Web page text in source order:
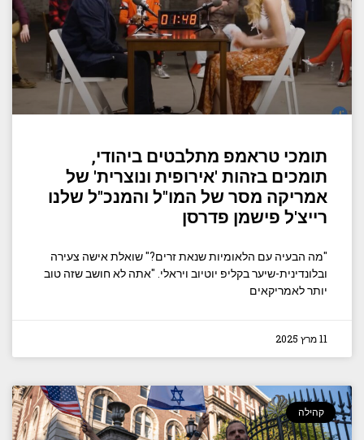
תומכי טראמפ מתלבטים ביהודי,
תומכים בזהות 'אירופית ונוצרית' של
אמריקה מסר של המו"ל והמנכ"ל שלנו
רייצ'ל פישמן פדרסן
"מה הבעיה עם הלאומיות שנאת זרים?" שואלת אישה צעירה
ובלונדינית-שיער בקליפ יוטיוב ויראלי. "אתה לא חושב שזה טוב
יותר לאמריקאים
11 מרץ 2025
קהילה